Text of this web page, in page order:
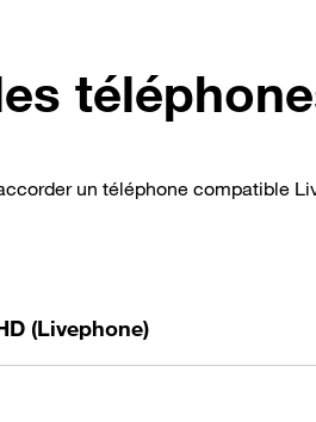
un téléphone compatible
(Livephone)